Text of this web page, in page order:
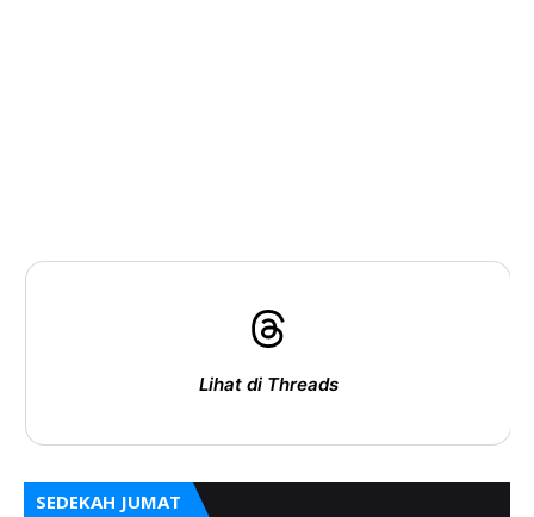
Lihat di Threads
SEDEKAH JUMAT